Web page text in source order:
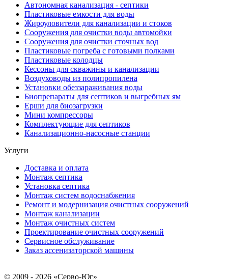
Автономная канализация - септики
Пластиковые емкости для воды
Жироуловители для канализации и стоков
Сооружения для очистки воды автомойки
Сооружения для очистки сточных вод
Пластиковые погреба с готовыми полками
Пластиковые колодцы
Кессоны для скважины и канализации
Воздуховоды из полипропилена
Установки обеззараживания воды
Биопрепараты для септиков и выгребных ям
Ерши для биозагрузки
Мини компрессоры
Комплектующие для септиков
Канализационно-насосные станции
Услуги
Доставка и оплата
Монтаж септика
Установка септика
Монтаж систем водоснабжения
Ремонт и модернизация очистных сооружений
Монтаж канализации
Монтаж очистных систем
Проектирование очистных сооружений
Сервисное обслуживание
Заказ ассенизаторской машины
© 2009 - 2026 «Серво-Юг»